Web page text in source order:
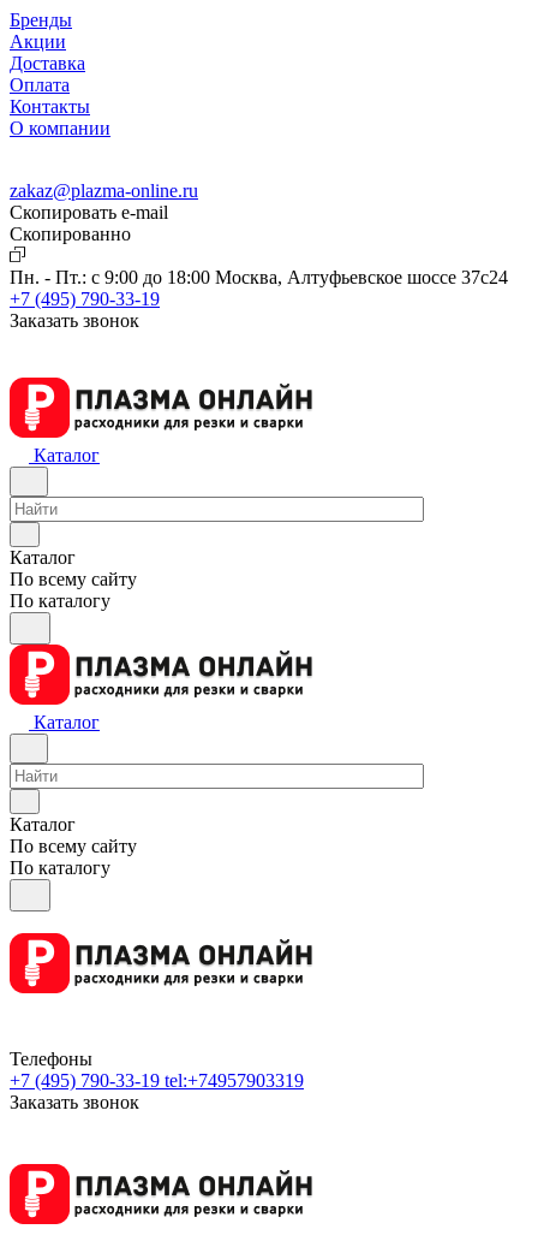
Бренды
Акции
Доставка
Оплата
Контакты
О компании
zakaz@plazma-online.ru
Скопировать e-mail
Cкопированно
Пн. - Пт.: с 9:00 до 18:00 Москва, Алтуфьевское шоссе 37с24
+7 (495) 790-33-19
Заказать звонок
Каталог
Каталог
По всему сайту
По каталогу
Каталог
Каталог
По всему сайту
По каталогу
Телефоны
+7 (495) 790-33-19 tel:+74957903319
Заказать звонок